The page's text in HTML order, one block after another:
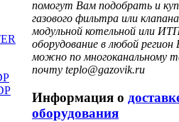
помогут Вам подобрать и
газового фильтра или
модульной котельной или
оборудование в любой
можно по многоканальному
почту teplo@gazovik.ru
Информация о
оборудования